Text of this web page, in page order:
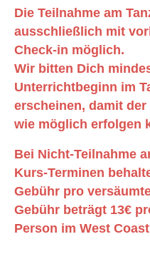
Die Teilnahme am
ausschließlich mit
Check-in möglich.
Wir bitten Dich
Unterrichtbeginn im
erscheinen, damit
wie möglich erfolgen
Bei Nicht-Teilnahme
Kurs-Terminen
Gebühr pro
Gebühr beträgt 13€
Person im West